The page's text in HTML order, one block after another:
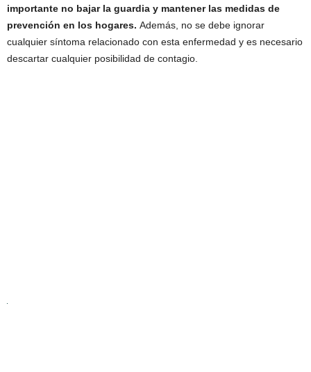
importante no bajar la guardia y mantener las medidas de
prevención en los hogares. Además, no se debe ignorar
cualquier síntoma relacionado con esta enfermedad y es necesario
descartar cualquier posibilidad de contagio.